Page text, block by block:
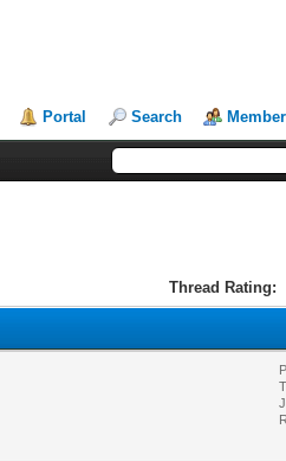
Portal Search
Thread Rating: